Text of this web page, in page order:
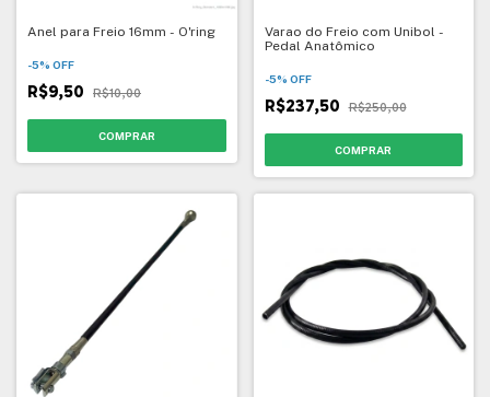
Anel para Freio 16mm - O'ring
-5% OFF
R$9,50 R$10,00
Varao do Freio com Unibol -
Pedal Anatômico
-5% OFF
R$237,50 R$250,00